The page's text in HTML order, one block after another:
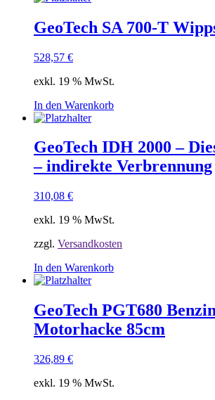
GeoTech SA 700-T
528,57 €
exkl. 19 % MwSt.
In den Warenkorb
GeoTech IDH 2000 –
– indirekte Verbrennung
310,08 €
exkl. 19 % MwSt.
zzgl. Versandkosten
In den Warenkorb
GeoTech PGT680
Motorhacke 85cm
326,89 €
exkl. 19 % MwSt.